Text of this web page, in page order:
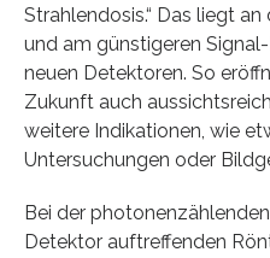
Strahlendosis.“ Das liegt
und am günstigeren
neuen Detektoren. So
Zukunft auch
weitere Indikationen, wie
Untersuchungen oder
Bei der
Detektor auftreffenden